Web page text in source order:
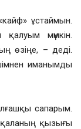
ұстаймын.
қалуым мүмкін.
өзіңе, – деді.
иманымды
сапарым.
қаланың қызығы